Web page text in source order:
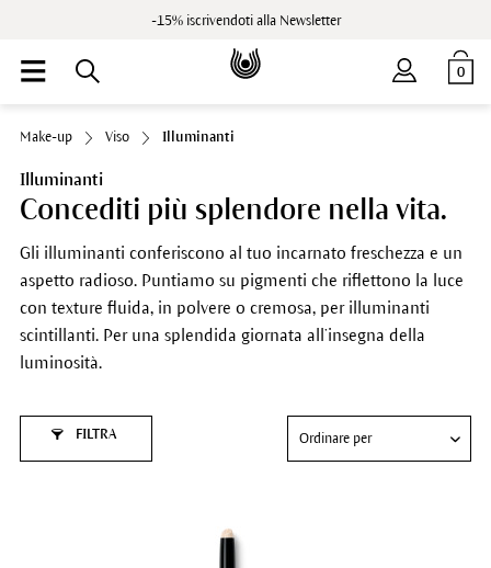
-15% iscrivendoti alla Newsletter
0
Make-up Viso Illuminanti
Illuminanti
Concediti più splendore nella vita.
Gli illuminanti conferiscono al tuo incarnato freschezza e un
aspetto radioso. Puntiamo su pigmenti che riflettono la luce
con texture fluida, in polvere o cremosa, per illuminanti
scintillanti. Per una splendida giornata all’insegna della
luminosità.
FILTRA